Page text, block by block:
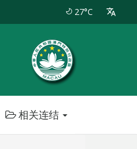
27°C
相关连结